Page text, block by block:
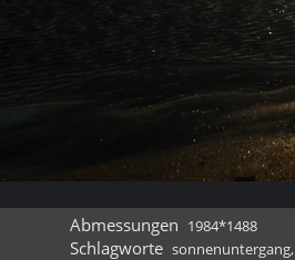
Abmessungen 1984*1488
Schlagworte sonnenuntergang,